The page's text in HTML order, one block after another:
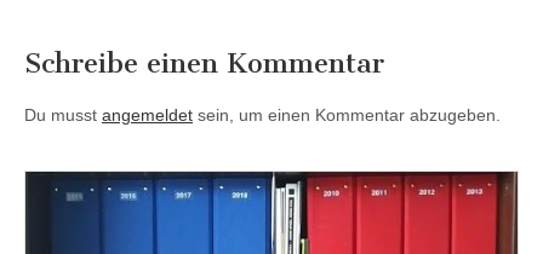
Schreibe einen Kommentar
Du musst angemeldet sein, um einen Kommentar abzugeben.